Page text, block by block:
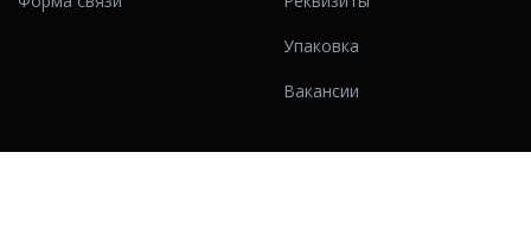
Упаковка
Вакансии